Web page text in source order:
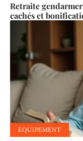
Retraite
cachés et
EQUIPEMENT